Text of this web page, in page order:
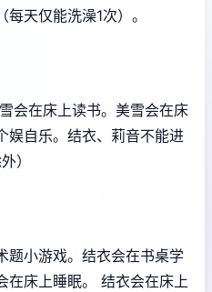
天仅能洗澡1次）。
会在床上读书。 美雪会在床
自乐。 结衣、莉音不能进
）
小游戏。 结衣会在书桌学
在床上睡眠。
结衣会在床上